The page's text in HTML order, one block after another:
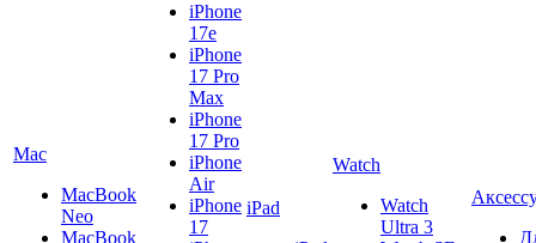
Mac
MacBook
Neo
MacBook
iPhone
17e
iPhone
17 Pro
Max
iPhone
17 Pro
iPhone
Air
iPhone
17
iPad
Watch
Watch
Ultra 3